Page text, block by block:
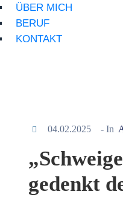
ÜBER MICH
BERUF
KONTAKT
04.02.2025 - In
gedenkt